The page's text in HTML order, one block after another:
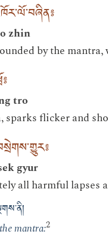
zhin
by the
tro
sparks flicker and
gyur
all harmful lapses
mantra:2